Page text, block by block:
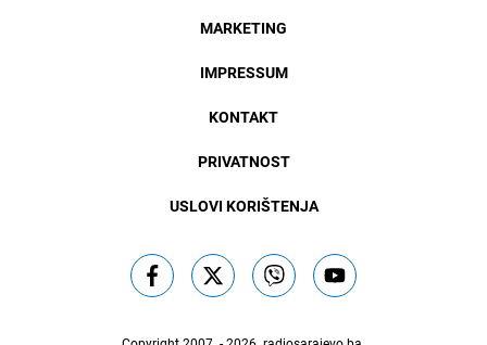
MARKETING
IMPRESSUM
KONTAKT
PRIVATNOST
USLOVI KORIŠTENJA